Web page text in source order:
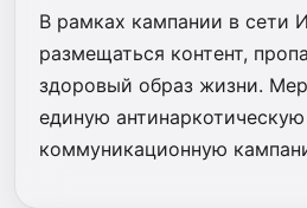
В рамках кампании в сети
размещаться контент,
здоровый образ жизни.
единую антинаркотическую
коммуникационную